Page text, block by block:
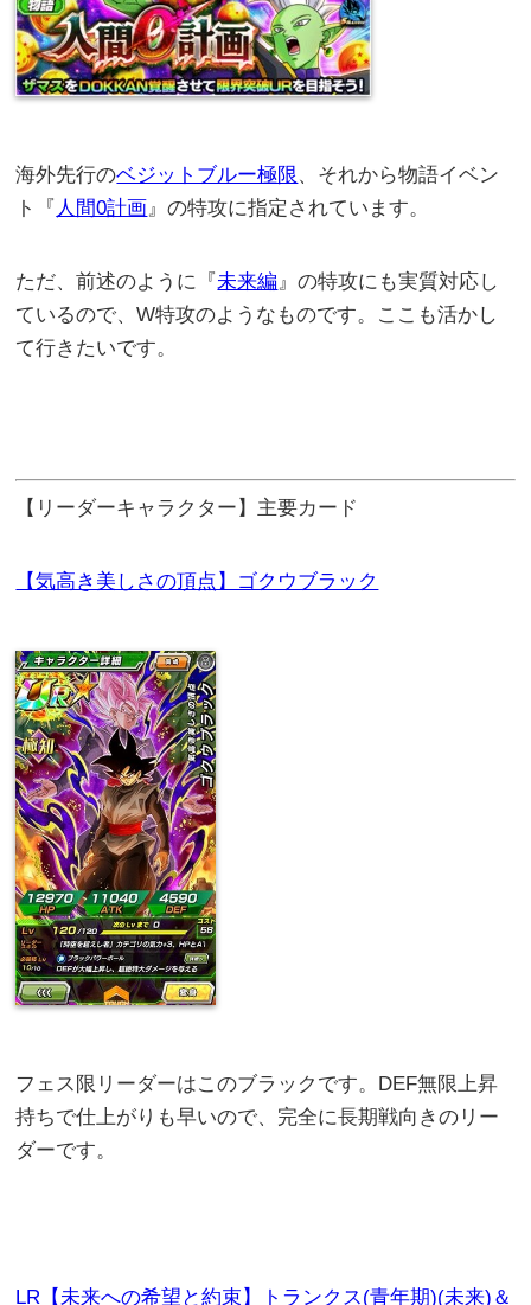
海外先行のベジットブルー極限 、それから物語イベン
ト『 人間0計画』の特攻に指定されています。
ただ、前述のように『未来編』の特攻にも実質対応し
ているので、W特攻のようなものです。ここも活かし
て行きたいです。
【リーダーキャラクター】主要カード
【気高き美しさの頂点】ゴクウブラック
フェス限リーダーはこのブラックです。DEF無限上昇
持ちで仕上がりも早いので、完全に長期戦向きのリー
ダーです。
LR【未来への希望と約束】トランクス(青年期)(未来)＆